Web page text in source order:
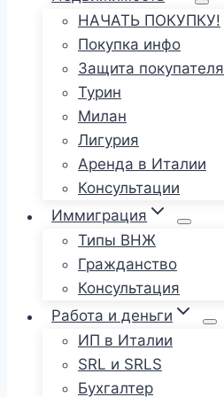
НАЧАТЬ ПОКУПКУ!
Покупка инфо
Защита покупателя
Турин
Милан
Лигурия
Аренда в Италии
Консультации
Иммиграция
Типы ВНЖ
Гражданство
Консультация
Работа и деньги
ИП в Италии
SRL и SRLS
Бухгалтер